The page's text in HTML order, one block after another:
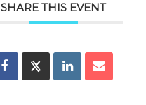
SHARE THIS EVENT